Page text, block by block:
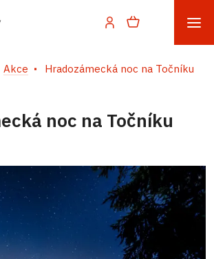
Akce Hradozámecká noc na Točníku
noc na Točníku